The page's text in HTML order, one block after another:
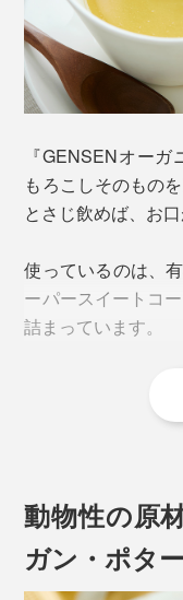
『GENSENオー
もろこしそのもの
とさじ飲めば、お
使っているのは、
ーパースイートコ
詰まっています。
動物性の原
ガン・ポタ